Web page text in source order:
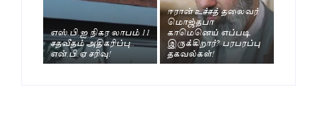
எஸ்.பி.ஐ நிகர லாபம் 11
சதவீதம் அதிகரிப்பு..
என்.பி.ஏ சரிவு!
ஈரான் உச்சத் தலைவர்
மொஜ்தபா
காமெனெய் எப்படி
இருக்கிறார்? பரபரப்பு
தகவல்கள்!